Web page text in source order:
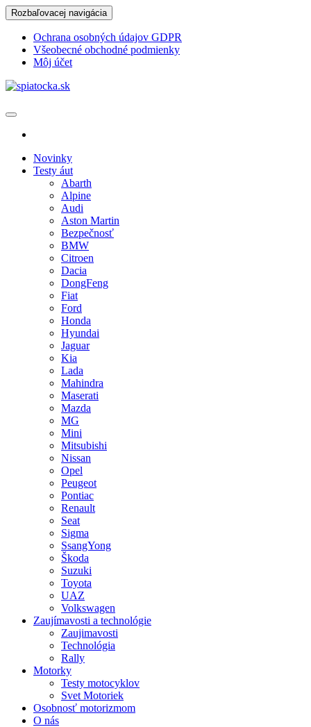
Skip
to
content
Rozbaľovacej navigácia
Ochrana osobných údajov GDPR
Všeobecné obchodné podmienky
Môj účet
Novinky
Testy áut
Abarth
Alpine
Audi
Aston Martin
Bezpečnosť
BMW
Citroen
Dacia
DongFeng
Fiat
Ford
Honda
Hyundai
Jaguar
Kia
Lada
Mahindra
Maserati
Mazda
MG
Mini
Mitsubishi
Nissan
Opel
Peugeot
Pontiac
Renault
Seat
Sigma
SsangYong
Škoda
Suzuki
Toyota
UAZ
Volkswagen
Zaujímavosti a technológie
Zaujimavosti
Technológia
Rally
Motorky
Testy motocyklov
Svet Motoriek
Osobnosť motorizmom
O nás